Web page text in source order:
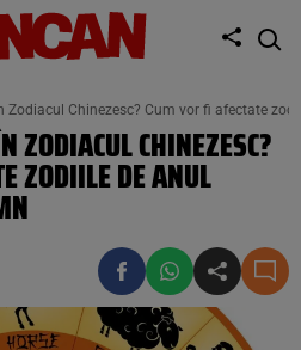
Zodiacul Chinezesc? Cum vor fi afectate
ZODIACUL CHINEZESC?
ZODIILE DE ANUL